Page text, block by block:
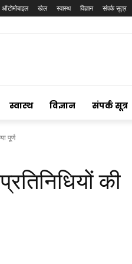
ऑटोमोबाइल खेल स्वास्थ विज्ञान संपर्क सूत्र
स्वास्थ विज्ञान संपर्क सूत्र
पूर्ण
की